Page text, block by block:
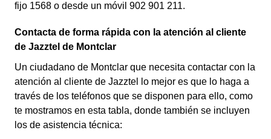
fijo 1568 o desde un móvil 902 901 211.
Contacta de forma rápida con la atención al cliente
de Jazztel de Montclar
Un ciudadano de Montclar que necesita contactar con la
atención al cliente de Jazztel lo mejor es que lo haga a
través de los teléfonos que se disponen para ello, como
te mostramos en esta tabla, donde también se incluyen
los de asistencia técnica: